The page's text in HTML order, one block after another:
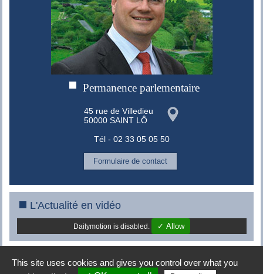
Permanence parlementaire
45 rue de Villedieu
50000 SAINT LÔ
Tél - 02 33 05 05 50
Formulaire de contact
L'Actualité en vidéo
Dailymotion is disabled. ✓ Allow
Copyright © 2008-2015 - MES conseils|Mentions légales
This site uses cookies and gives you control over what you